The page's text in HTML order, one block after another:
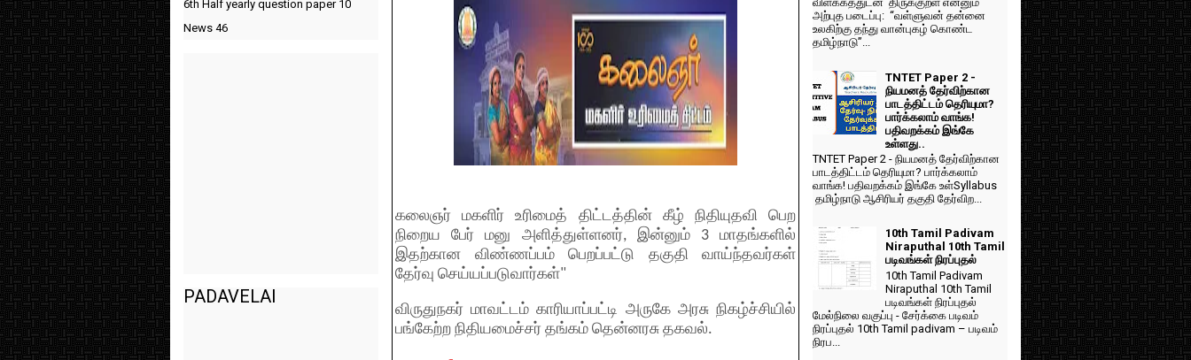
கலைஞர் மகளிர் உரிமைத் திட்டத்தின் கீழ் நிதியுதவி பெற
நிறைய பேர் மனு அளித்துள்ளனர், இன்னும் 3 மாதங்களில்
இதற்கான விண்ணப்பம் பெறப்பட்டு தகுதி வாய்ந்தவர்கள்
தேர்வு செய்யப்படுவார்கள்"
விருதுநகர் மாவட்டம் காரியாப்பட்டி அருகே அரசு நிகழ்ச்சியில்
பங்கேற்ற நிதியமைச்சர் தங்கம் தென்னரசு தகவல்.
6th Half yearly question paper 10
News 46
PADAVELAI
அற்புத படைப்பு: “வள்ளுவன் தன்னை
உலகிற்கு தந்து வான்புகழ் கொண்ட
தமிழ்நாடு”...
TNTET Paper 2 -
நியமனத் தேர்விற்கான
பாடத்திட்டம் தெரியுமா?
பார்க்கலாம் வாங்க!
பதிவறக்கம் இங்கே
உள்ளது..
TNTET Paper 2 - நியமனத் தேர்விற்கான
பாடத்திட்டம் தெரியுமா? பார்க்கலாம்
வாங்க! பதிவறக்கம் இங்கே உள்Syllabus
தமிழ்நாடு ஆசிரியர் தகுதி தேர்விற...
10th Tamil Padivam
Niraputhal 10th Tamil
படிவங்கள் நிரப்புதல்
10th Tamil Padivam
Niraputhal 10th Tamil
படிவங்கள் நிரப்புதல்
மேல்நிலை வகுப்பு - சேர்க்கை படிவம்
நிரப்புதல் 10th Tamil padivam – படிவம்
நிரப...